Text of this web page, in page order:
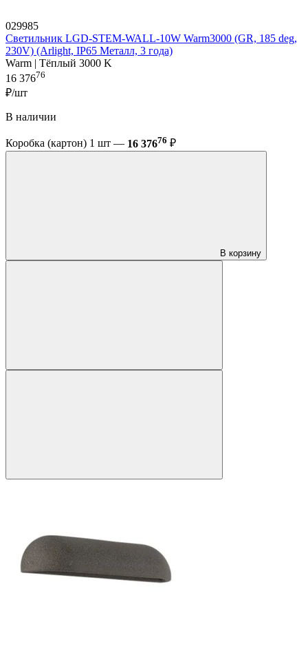
029985
Светильник LGD-STEM-WALL-10W Warm3000 (GR, 185 deg,
230V) (Arlight, IP65 Металл, 3 года)
Warm | Тёплый 3000 K
16 37676
₽/шт
В наличии
Коробка (картон) 1 шт — 16 37676 ₽
В корзину